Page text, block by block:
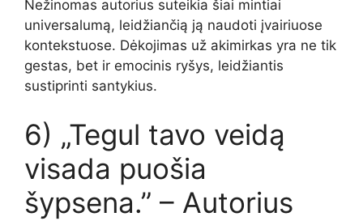
Nežinomas autorius suteikia šiai mintiai
universalumą, leidžiančią ją naudoti įvairiuose
kontekstuose. Dėkojimas už akimirkas yra ne tik
gestas, bet ir emocinis ryšys, leidžiantis
sustiprinti santykius.
6) „Tegul tavo veidą
visada puošia
šypsena.” – Autorius